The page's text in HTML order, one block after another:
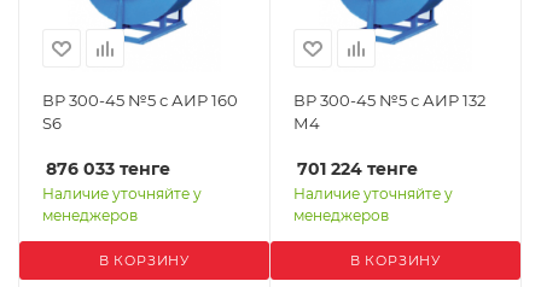
ВР 300-45 №5 с АИР 160
S6
876 033 тенге
Наличие уточняйте у
менеджеров
В КОРЗИНУ
ВР 300-45 №5 с АИР 132
М4
701 224 тенге
Наличие уточняйте у
менеджеров
В КОРЗИНУ